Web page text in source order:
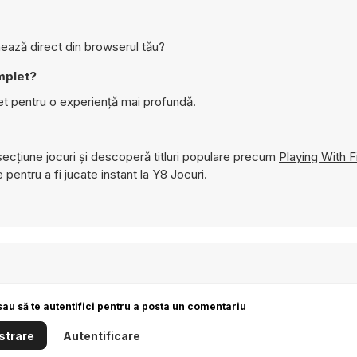
direct din browserul tău?
pentru o experiență mai profundă.
jocuri și descoperă titluri populare precum Playing With
a fi jucate instant la Y8 Jocuri.
să te autentifici pentru a posta un comentariu
Autentificare